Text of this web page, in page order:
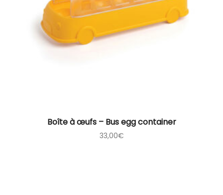
Boîte à œufs – Bus egg container
33,00€